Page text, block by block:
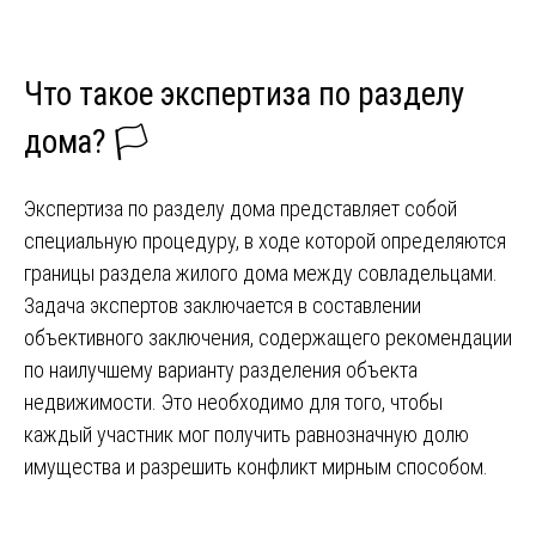
Что такое экспертиза по разделу
дома? 🏳️
Экспертиза по разделу дома представляет собой
специальную процедуру, в ходе которой определяются
границы раздела жилого дома между совладельцами.
Задача экспертов заключается в составлении
объективного заключения, содержащего рекомендации
по наилучшему варианту разделения объекта
недвижимости. Это необходимо для того, чтобы
каждый участник мог получить равнозначную долю
имущества и разрешить конфликт мирным способом.